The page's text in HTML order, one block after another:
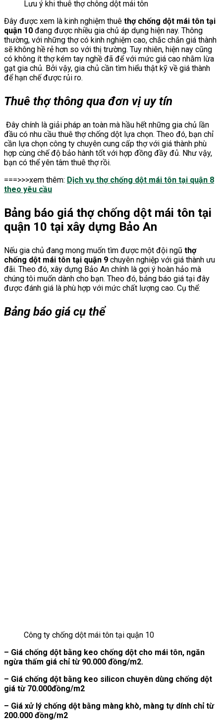
Lưu ý khi thuê thợ chông dột mái tôn
Đây được xem là kinh nghiệm thuê thợ chống dột mái tôn tại
quận 10 đang được nhiều gia chủ áp dụng hiện nay. Thông
thường, với những thợ có kinh nghiệm cao, chắc chắn giá thành
sẽ không hề rẻ hơn so với thị trường. Tuy nhiên, hiện nay cũng
có không ít thợ kém tay nghề đã để với mức giá cao nhằm lừa
gạt gia chủ. Bởi vậy, gia chủ cần tìm hiểu thật kỹ về giá thành
để hạn chế được rủi ro.
Thuê thợ thông qua đơn vị uy tín
Đây chính là giải pháp an toàn mà hầu hết những gia chủ lần
đầu có nhu cầu thuê thợ chống dột lựa chọn. Theo đó, bạn chỉ
cần lựa chọn công ty chuyên cung cấp thợ với giá thành phù
hợp cùng chế độ bảo hành tốt với hợp đồng đầy đủ. Như vậy,
bạn có thể yên tâm thuê thợ rồi.
===>>>xem thêm: Dịch vụ thợ chống dột mái tôn tại quận 8
theo yêu cầu
Bảng báo giá thợ chống dột mái tôn tại
quận 10 tại xây dựng Bảo An
Nếu gia chủ đang mong muốn tìm được một đội ngũ thợ
chống dột mái tôn tại quận 9 chuyên nghiệp với giá thành ưu
đãi. Theo đó, xây dựng Bảo An chính là gợi ý hoàn hảo mà
chúng tôi muốn dành cho bạn. Theo đó, bảng báo giá tại đây
được đánh giá là phù hợp với mức chất lượng cao. Cụ thể:
Bảng báo giá cụ thể
Công ty chống dột mái tôn tại quận 10
– Giá chống dột bằng keo chống dột cho mái tôn, ngăn
ngừa thấm giá chỉ từ 90.000 đồng/m2.
– Giá chống dột bằng keo silicon chuyên dùng chống dột
giá từ 70.000đồng/m2
– Giá xử lý chống dột bằng màng khò, màng tự dính chỉ từ
200.000 đồng/m2